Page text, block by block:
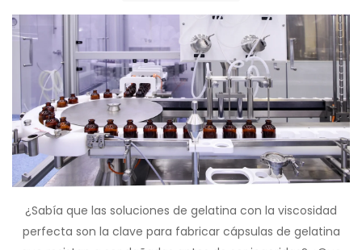
¿Sabía que las soluciones de gelatina con la viscosidad
perfecta son la clave para fabricar cápsulas de gelatina